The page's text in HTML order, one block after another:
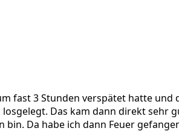
fast 3 Stunden verspätet hatte und
Das kam dann direkt sehr
Da habe ich dann Feuer